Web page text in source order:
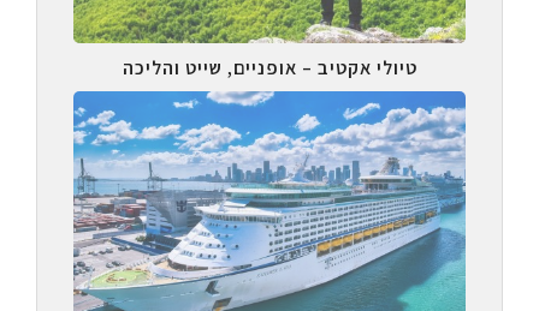
טיולי אקטיב – אופניים, שייט והליכה